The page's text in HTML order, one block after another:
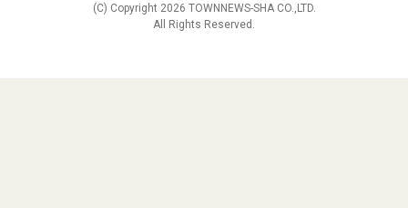
(C) Copyright 2026 TOWNNEWS-SHA CO.,LTD.
All Rights Reserved.